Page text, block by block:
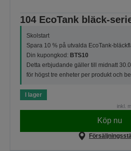
104 EcoTank bläck-
Skolstart
Spara 10 % på utvalda EcoTank-
Din kupongkod: BTS10
Detta erbjudande gäller till midnatt
för högst tre enheter per produkt och
I lager
inkl.
Köp nu